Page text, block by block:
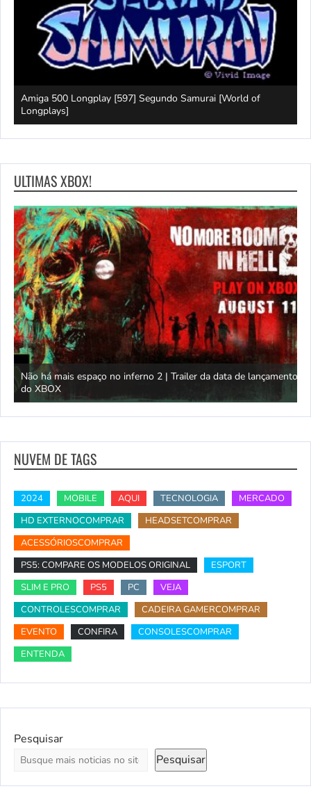
of
Game Boy Advance Long Play [156] Tiny Toon
ULTIMAS XBOX!
de lançamento
NUVEM DE TAGS
2024 MOBILE AQUI TECNOLOGIA
MERCADO
HD EXTERNOCOMPRAR
HEADSETCOMPRAR
ACESSÓRIOSCOMPRAR
PS5: COMPARE OS MODELOS ORIGINAL
ESPORT
SLIM E PRO
PS5 PC
VEJA
CONTROLESCOMPRAR
CADEIRA GAMERCOMPRAR
EVENTO
CONFIRA
CONSOLESCOMPRAR
ENTENDA
Pesquisar
Pesquisar